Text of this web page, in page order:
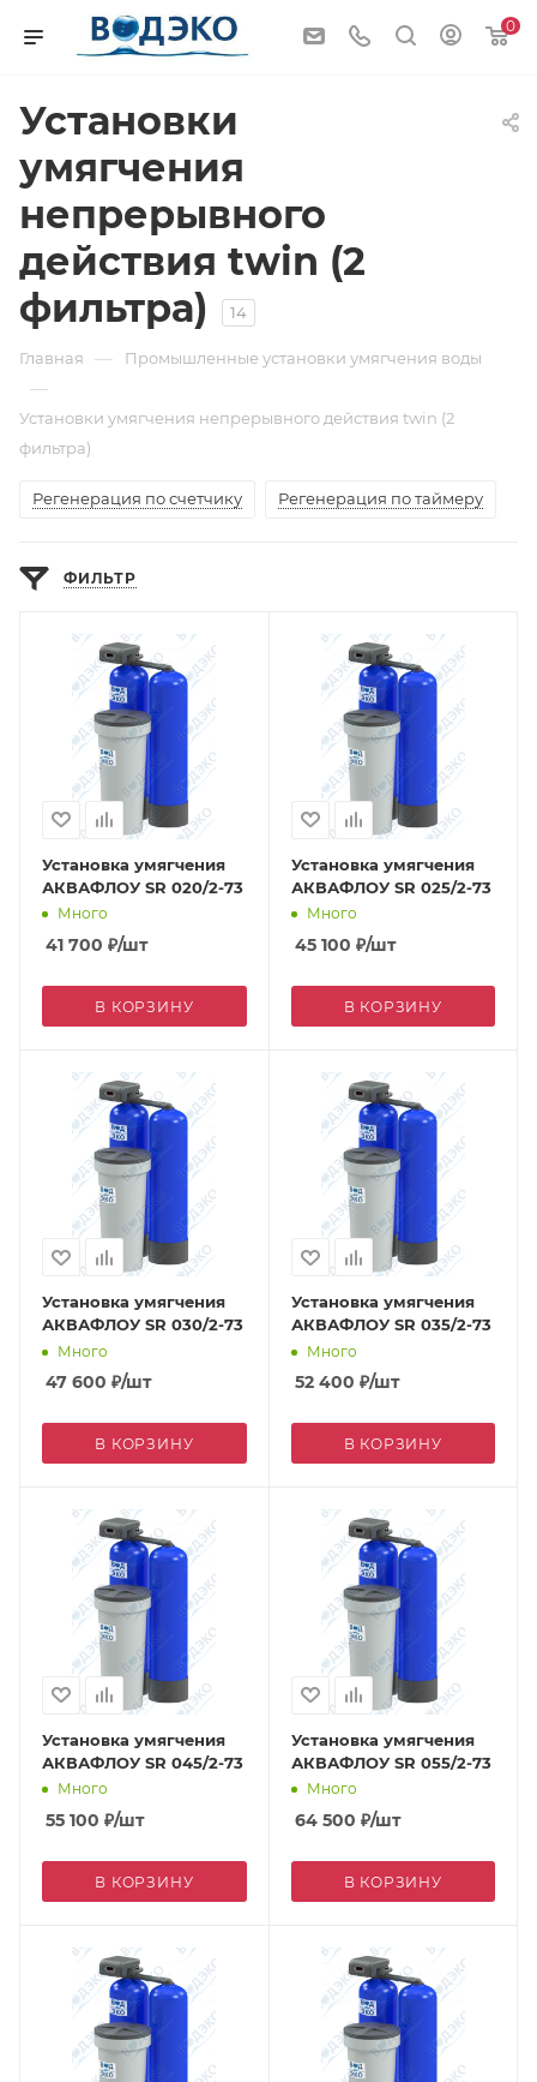
0
Установки
умягчения
непрерывного
действия twin (2
фильтра)
14
Главная — Промышленные установки умягчения воды
—
Установки умягчения непрерывного действия twin (2
фильтра)
Регенерация по счетчику Регенерация по таймеру
ФИЛЬТР
Установка умягчения
АКВАФЛОУ SR 020/2-73
Много
41 700 ₽/шт
В КОРЗИНУ
Установка умягчения
АКВАФЛОУ SR 025/2-73
Много
45 100 ₽/шт
В КОРЗИНУ
Установка умягчения
АКВАФЛОУ SR 030/2-73
Много
47 600 ₽/шт
В КОРЗИНУ
Установка умягчения
АКВАФЛОУ SR 035/2-73
Много
52 400 ₽/шт
В КОРЗИНУ
Установка умягчения
АКВАФЛОУ SR 045/2-73
Много
55 100 ₽/шт
В КОРЗИНУ
Установка умягчения
АКВАФЛОУ SR 055/2-73
Много
64 500 ₽/шт
В КОРЗИНУ